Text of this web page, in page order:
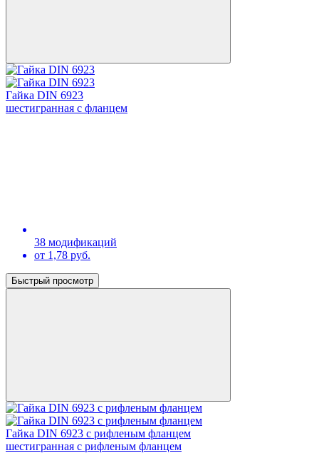
Гайка DIN 6923
шестигранная с фланцем
38 модификаций
от 1,78 руб.
Быстрый просмотр
Гайка DIN 6923 с рифленым фланцем
шестигранная с рифленым фланцем